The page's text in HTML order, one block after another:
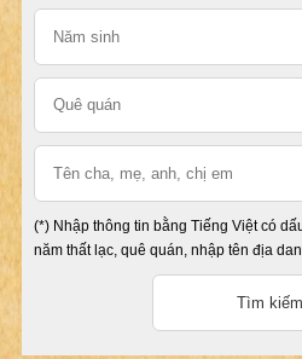
(*) Nhập thông tin bằng Tiếng Việt có
năm thất lạc, quê quán, nhập tên địa